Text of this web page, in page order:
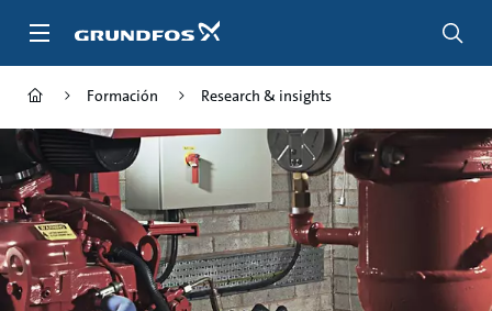
Formación Research & insights